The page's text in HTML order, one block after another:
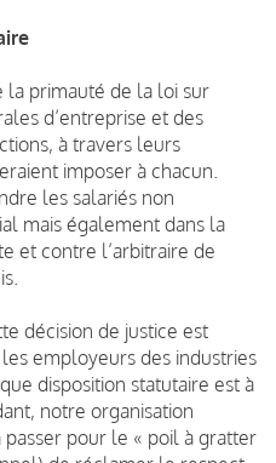
la primauté de la loi sur
d’entreprise et des
à travers leurs
imposer à chacun.
les salariés non
mais également dans la
et contre l’arbitraire de
décision de justice est
employeurs des industries
disposition statutaire est à
notre organisation
pour le « poil à gratter